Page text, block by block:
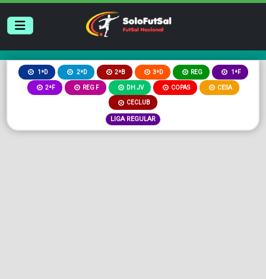
1ªD 2ªD 2ªB 3ªD REG 1ªF
2ªF REG F DH JV COPAS CESA
CECLUB
LIGA REGULAR